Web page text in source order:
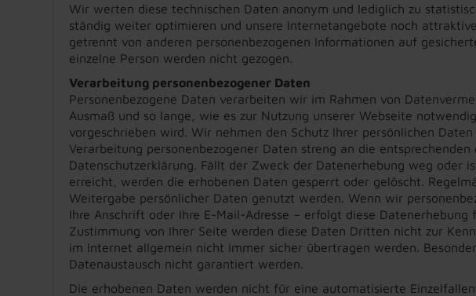
Wir werten diese technischen Daten anonym und lediglich zu
ständig weiter optimieren und unsere Internetangebote noch
getrennt von anderen personenbezogenen Informationen auf
einzelne Person werden nicht gezogen.
Verarbeitung personenbezogener Daten
Personenbezogene Daten verarbeiten wir im Rahmen von
Ausmaß und so lange, wie es zur Nutzung unserer Webseite
vorgeschrieben wird. Wir nehmen den Schutz Ihrer persönlichen
Verarbeitung personenbezogener Daten streng an die
Datenschutzerklärung. Fällt der Zweck der Datenerhebung weg oder
erreicht, werden die erhobenen Daten gesperrt oder gelöscht.
Weitergabe persönlicher Daten genutzt werden. Wenn wir
Ihre Anschrift oder Ihre E-Mail-Adresse – erfolgt diese
Zustimmung von Ihrer Seite werden diese Daten Dritten nicht zur
im Internet allgemein nicht immer sicher übertragen werden.
Datenaustausch nicht garantiert werden.
Die erhobenen Daten werden nicht für eine automatisierte